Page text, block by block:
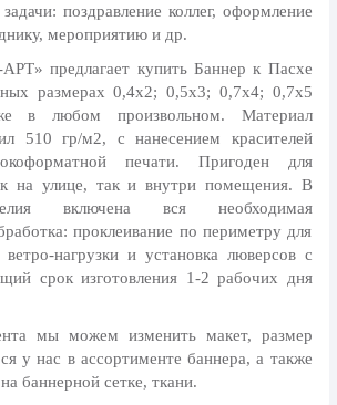
и
и Труда
города
поздравление коллег, оформление
мероприятию и др.
предлагает купить Баннер к Пасхе
размерах 0,4х2; 0,5х3; 0,7х4; 0,7х5
в любом произвольном. Материал
510 гр/м2, с нанесением красителей
печати. Пригоден для
на улице, так и внутри помещения. В
включена вся необходимая
проклеивание по периметру для
нагрузки и установка люверсов с
срок изготовления 1-2 рабочих дня
мы можем изменить макет, размер
у нас в ассортименте баннера, а также
баннерной сетке, ткани.